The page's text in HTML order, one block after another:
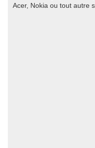
Acer, Nokia ou tout autre